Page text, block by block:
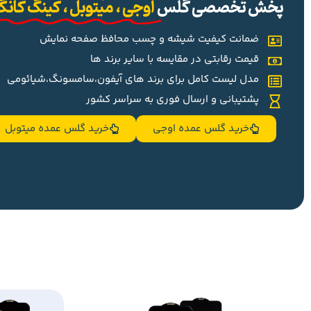
پخش تخصصی گلساوجی ، میتوبل ، کینگ
ضمانت کیفیت شیشه و چسب محافظ صفحه نمایش
قیمت رقابتی در مقایسه با سایر برند ها
مدل لیست کامل برای برند های آیفون،سامسونگ،شیائومی
پشتیبانی و ارسال فوری به سراسر کشور
خرید گلس عمده اوجی
خرید گلس عمده میتوبل